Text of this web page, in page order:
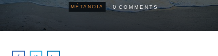
MÉTANOÏA 0 COMMENTS